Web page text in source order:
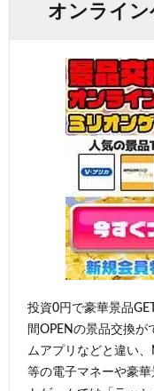
オンライ
投資0円で豪華景品
間OPENの景品交換が
ムアプリなどと違い
等の電子マネーや豪